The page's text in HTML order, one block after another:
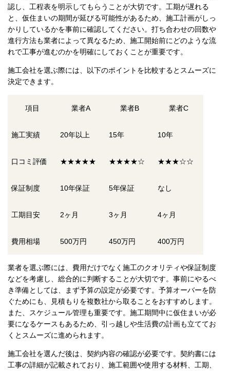
認し、工程表を明示してもらうことが大切です。工期が遅れる
と、仮住まいの期間が延びる可能性があるため、施工計画がしっ
かりしているかを事前に確認してください。打ち合わせの回数や
進行方法も業者によって異なるため、施工開始前にどのような流
れで工事が進むのかを明確にしておくことが重要です。
施工会社を選ぶ際には、以下のポイントを比較するとスムーズに
決定できます。
項目 業者A 業者B 業者C
施工実績 20年以上 15年 10年
口コミ評価 ★★★★★ ★★★★☆ ★★★☆☆
保証制度 10年保証 5年保証 なし
工期目安 2ヶ月 3ヶ月 4ヶ月
費用相場 500万円 450万円 400万円
業者を選ぶ際には、費用だけでなく施工のクオリティや保証制度
などを考慮し、総合的に判断することが大切です。事前にやるべ
き準備としては、まず予算の設定が必要です。予算オーバーを防
ぐためにも、見積もりを複数社から取ることをおすすめします。
また、スケジュール管理も重要です。施工期間中に仮住まいが必
要になるケースもあるため、引っ越しや生活費の計画も立ててお
くとスムーズに進められます。
施工会社を選んだ後は、契約内容の確認が必要です。契約書には
工事の詳細が記載されており、施工範囲や使用する材料、工期、